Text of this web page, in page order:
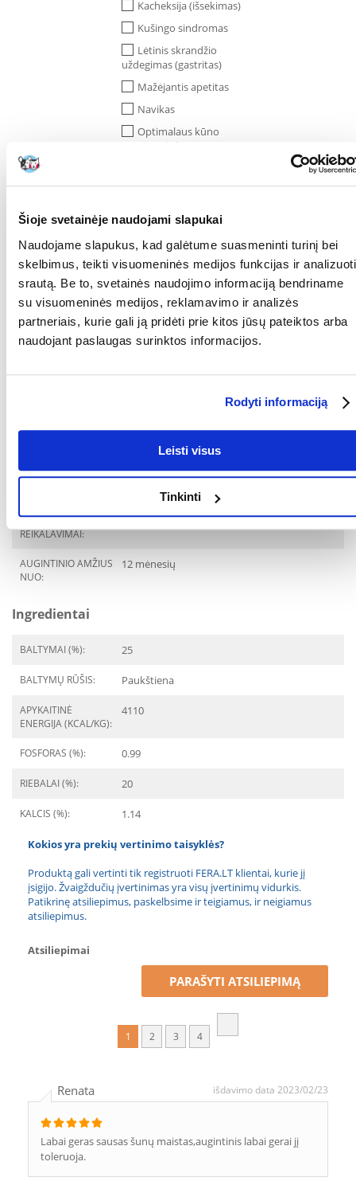
Šioje svetainėje naudojami slapukai
Naudojame slapukus, kad galėtume suasmeninti turinį bei
skelbimus, teikti visuomeninės medijos funkcijas ir analizuoti
srautą. Be to, svetainės naudojimo informaciją bendriname
su visuomeninės medijos, reklamavimo ir analizės
partneriais, kurie gali ją pridėti prie kitos jūsų pateiktos arba
naudojant paslaugas surinktos informacijos.
Rodyti informaciją
Leisti visus
Tinkinti
Kacheksija (išsekimas)
Kušingo sindromas
Lėtinis skrandžio
uždegimas (gastritas)
Mažėjantis apetitas
Navikas
Optimalaus kūno
svorio palaikymas
operacijos
uždegimas
Reabilitacija
Skrandžio ar
dvylikapirštės žarnos opos
Storosios žarnos
uždegimas
Vėmimas
Virškinamojo trakto
SPECIALIEJI
REIKALAVIMAI:
Jautri virškinamo sistema
AUGINTINIO AMŽIUS
NUO:
12 mėnesių
Ingredientai
BALTYMAI (%): 25
BALTYMŲ RŪŠIS: Paukštiena
APYKAITINĖ
ENERGIJA (KCAL/KG):
4110
FOSFORAS (%): 0.99
RIEBALAI (%): 20
KALCIS (%): 1.14
Kokios yra prekių vertinimo taisyklės?
Produktą gali vertinti tik registruoti FERA.LT klientai, kurie jį
įsigijo. Žvaigždučių įvertinimas yra visų įvertinimų vidurkis.
Patikrinę atsiliepimus, paskelbsime ir teigiamus, ir neigiamus
atsiliepimus.
Atsiliepimai
PARAŠYTI ATSILIEPIMĄ
1 2 3 4
Renata išdavimo data 2023/02/23
Labai geras sausas šunų maistas,augintinis labai gerai jį
toleruoja.